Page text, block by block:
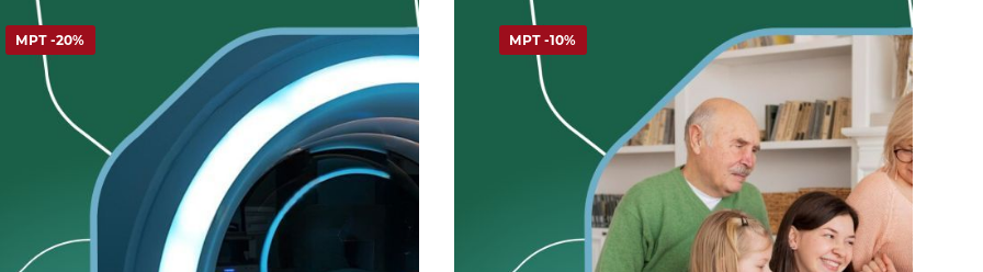
МРТ -20% МРТ -10%